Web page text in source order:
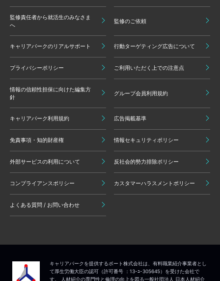
監修責任者から就活生のみなさま
へ
監修のご依頼
キャリアパークのリアルサポート 行動ターゲティング広告について
プライバシーポリシー ご利用いただく上での注意点
情報の信頼性担保に向けた編集方
針
グループ会員利用規約
キャリアパーク利用規約 広告掲載基準
免責事項・知的財産権 情報セキュリティポリシー
外部サービスの利用について 反社会的勢力排除ポリシー
コンプライアンスポリシー カスタマーハラスメントポリシー
よくある質問 / お問い合わせ